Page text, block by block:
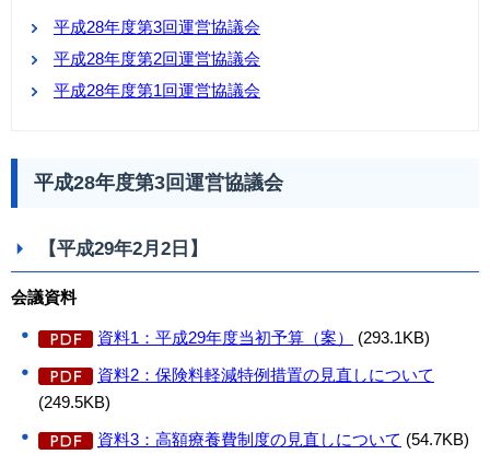
平成28年度第3回運営協議会
平成28年度第2回運営協議会
平成28年度第1回運営協議会
平成28年度第3回運営協議会
【平成29年2月2日】
会議資料
資料1：平成29年度当初予算（案） (293.1KB)
資料2：保険料軽減特例措置の見直しについて
(249.5KB)
資料3：高額療養費制度の見直しについて (54.7KB)